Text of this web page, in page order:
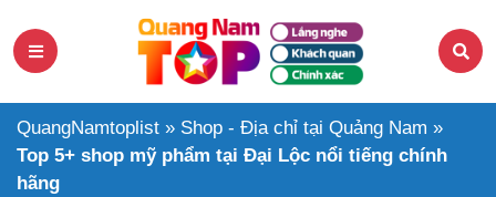
QuangNamtoplist » Shop - Địa chỉ tại Quảng Nam »
Top 5+ shop mỹ phẩm tại Đại Lộc nổi tiếng chính
hãng